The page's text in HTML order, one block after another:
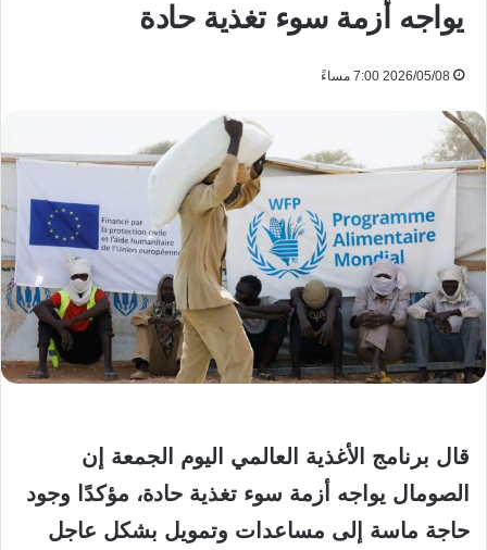
يواجه أزمة سوء تغذية حادة
2026/05/08 7:00 مساءً
قال برنامج الأغذية العالمي اليوم الجمعة إن
الصومال يواجه ‌أزمة سوء تغذية حادة، مؤكدًا وجود
حاجة ماسة إلى مساعدات وتمويل بشكل عاجل